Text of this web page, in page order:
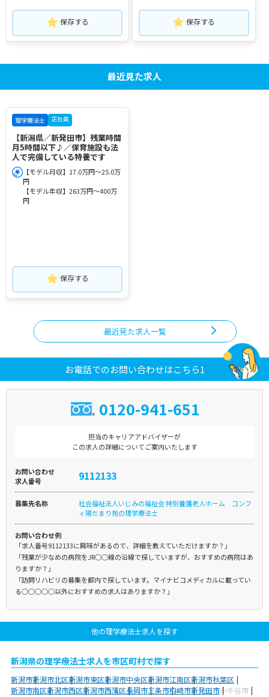
保存する 保存する
最近見た求人
理学療法士 正社員
【新潟県／新発田市】残業時間
月5時間以下♪／保育施設も法
人で完備している特養です
【モデル月収】17.0万円～25.0万
円
【モデル年収】263万円～400万
円
保存する
最近見た求人一覧
お電話でのお問い合わせはこちら1
0120-941-651
担当のキャリアアドバイザーが
この求人の詳細についてご案内いたします
お問い合わせ
求人番号
9112133
募集先名称
社会福祉法人いじみの福祉会 特別養護老人ホーム コンフ
ィ陽だまり苑の理学療法士
お問い合わせ例
「求人番号9112133に興味があるので、詳細を教えていただけますか？」
「残業が少なめの病院をJR○○線の沿線で探していますが、おすすめの病院はあ
りますか？」
「訪問リハビリの募集を都内で探しています。マイナビコメディカルに載ってい
る○○○○○以外におすすめの求人はありますか？」
他の理学療法士求人を探す
新潟県の理学療法士求人を市区町村で探す
新潟市新潟市北区新潟市東区新潟市中央区新潟市江南区新潟市秋葉区
新潟市南区新潟市西区新潟市西蒲区長岡市三条市柏崎市新発田市小千谷市